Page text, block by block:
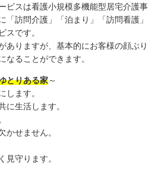
ビスは看護小規模多機能型居宅介護事
「訪問介護」「泊まり」「訪問看護」
スです。
ありますが、基本的にお客様の顔ぶり
なることができます。
とりある家～
します。
に生活します。
かせません。
見守ります。